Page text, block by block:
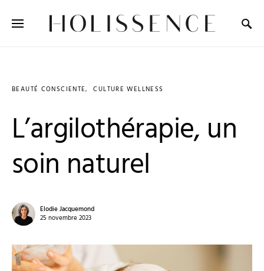
BEAUTÉ CONSCIENTE CULTURE WELLNESS
L’argilothérapie, un
soin naturel
Elodie Jacquemond
25 novembre 2023